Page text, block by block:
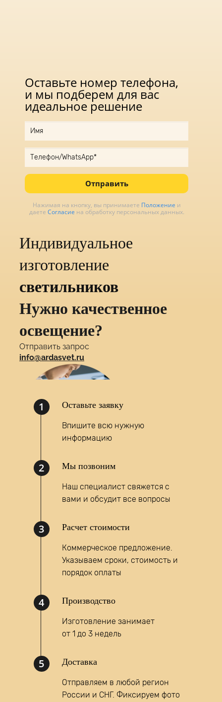
Оставьте номер телефона,
и мы подберем для вас
идеальное решение
Отправить
Нажимая на кнопку, вы принимаете Положение и
даете Согласие на обработку персональных данных.
Индивидуальное
изготовление
светильников
Нужно качественное
освещение?
Отправить запрос
info@ardasvet.ru
Написать запрос
MAX
1 Оставьте заявку
Впишите всю нужную
информацию
2 Мы позвоним
Наш специалист свяжется с
вами и обсудит все вопросы
3 Расчет стоимости
Коммерческое предложение.
Указываем сроки, стоимость и
порядок оплаты
4 Производство
Изготовление занимает
от 1 до 3 недель
5 Доставка
Отправляем в любой регион
России и СНГ. Фиксируем фото